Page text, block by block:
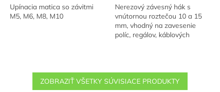
5
hviezdičiek.
Upínacia matica so závitmi
M5, M6, M8, M10
5
hviezdičiek.
Nerezový závesný hák s
vnútornou roztečou 10 a 15
mm, vhodný na zavesenie
políc, regálov, káblových
ZOBRAZIŤ VŠETKY SÚVISIACE PRODUKTY